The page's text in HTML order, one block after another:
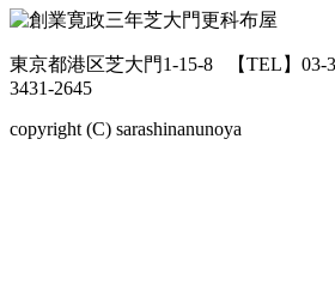
東京都港区芝大門1-15-8 【TEL】03-
3431-2645
copyright (C) sarashinanunoya